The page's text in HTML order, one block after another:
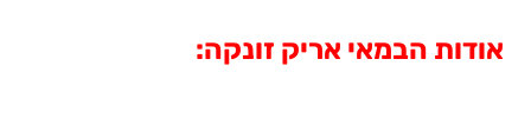
אודות הבמאי אריק זונקה: